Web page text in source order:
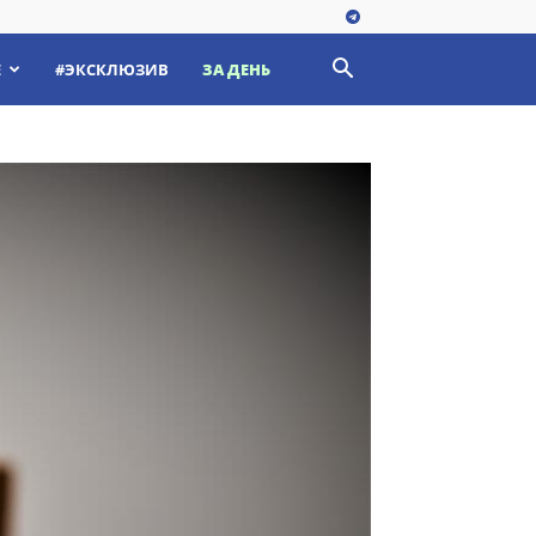
#ЭКСКЛЮЗИВ ЗА ДЕНЬ